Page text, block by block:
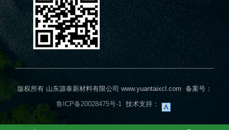
版权所有 山东源泰新材料有限公司 www.yuantaixcl.com 备案号：
鲁ICP备20028475号-1 技术支持：